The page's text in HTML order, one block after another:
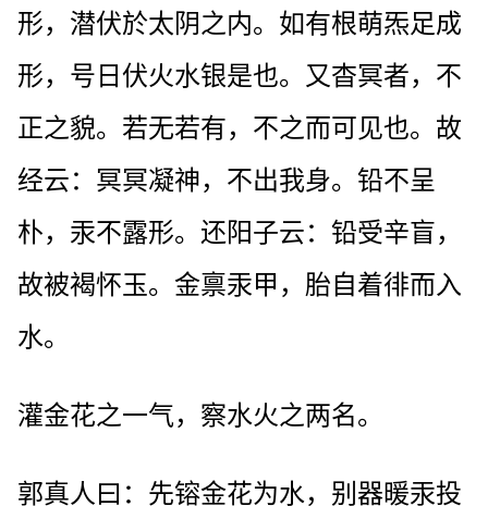
形，潜伏於太阴之内。如有根萌炁足成
形，号日伏火水银是也。又杳冥者，不
正之貌。若无若有，不之而可见也。故
经云：冥冥凝神，不出我身。铅不呈
朴，汞不露形。还阳子云：铅受辛盲，
故被褐怀玉。金禀汞甲，胎自着徘而入
水。
灌金花之一气，察水火之两名。
郭真人曰：先镕金花为水，别器暖汞投